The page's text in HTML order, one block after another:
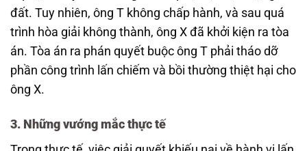
đất. Tuy nhiên, ông T không chấp hành, và sau quá
trình hòa giải không thành, ông X đã khởi kiện ra tòa
án. Tòa án ra phán quyết buộc ông T phải tháo dỡ
phần công trình lấn chiếm và bồi thường thiệt hại cho
ông X.
3. Những vướng mắc thực tế